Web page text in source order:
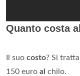
Quanto costa
Il suo costo? Si
150 euro al chilo.